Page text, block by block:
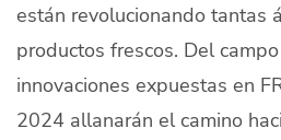
están revolucionando tantas
productos frescos. Del
innovaciones expuestas en
2024 allanarán el camino